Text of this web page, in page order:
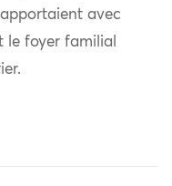
avec
le foyer familial